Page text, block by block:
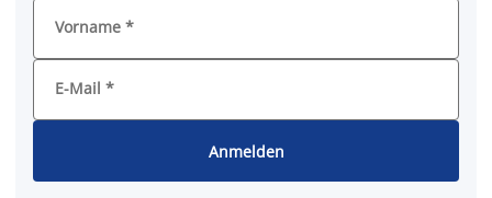
Vorname *
E-Mail *
Anmelden